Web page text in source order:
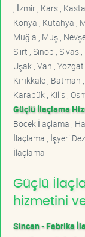
, İzmir , Kars ,
Konya , Kütahya ,
Muğla , Muş ,
Siirt , Sinop , Sivas
Uşak , Van ,
Kırıkkale , Batman
Karabük , Kilis ,
Güçlü İlaçlama
Böcek İlaçlama ,
İlaçlama , İşyeri
İlaçlama
Güçlü
hizmetini
Sincan - Fabrika